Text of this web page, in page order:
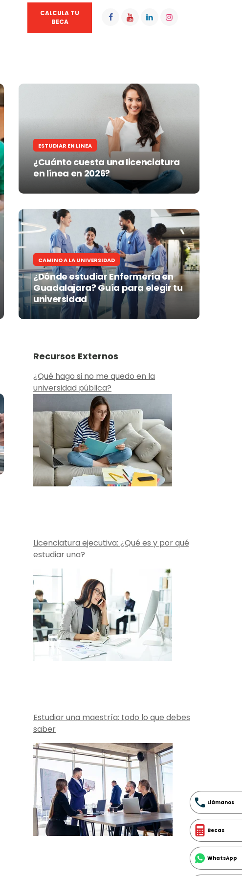
CALCULA TU
BECA
ESTUDIAR EN LINEA
¿Cuánto cuesta una licenciatura
en línea en 2026?
CAMINO A LA UNIVERSIDAD
¿Dónde estudiar Enfermería en
Guadalajara? Guía para elegir tu
universidad
Llámanos
Becas
WhatsApp
Recursos Externos
¿Qué hago si no me quedo en la
universidad pública?
Licenciatura ejecutiva: ¿Qué es y por qué
estudiar una?
Estudiar una maestría: todo lo que debes
saber